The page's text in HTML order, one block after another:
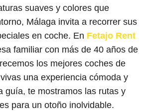
suaves y colores que
Málaga invita a recorrer sus
en coche. En Fetajo Rent
familiar con más de 40 años de
los mejores coches de
una experiencia cómoda y
guía, te mostramos las rutas y
para un otoño inolvidable.